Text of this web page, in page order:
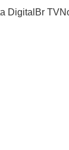
Digital Br TV